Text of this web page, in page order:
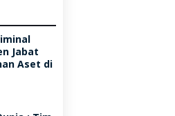
Jabat
Aset di